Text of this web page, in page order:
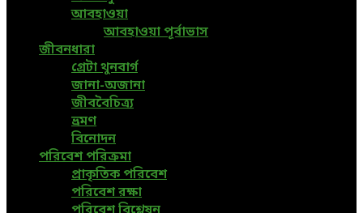
আবহাওয়া
আবহাওয়া পূর্বাভাস
জীবনধারা
গ্রেটা থুনবার্গ
জানা-অজানা
জীববৈচিত্র্য
ভ্রমণ
বিনোদন
পরিবেশ পরিক্রমা
প্রাকৃতিক পরিবেশ
পরিবেশ রক্ষা